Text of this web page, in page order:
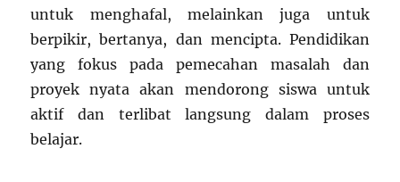
untuk menghafal, melainkan juga untuk
berpikir, bertanya, dan mencipta. Pendidikan
yang fokus pada pemecahan masalah dan
proyek nyata akan mendorong siswa untuk
aktif dan terlibat langsung dalam proses
belajar.